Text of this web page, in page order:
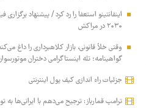
اینفانتینو استعفا را رد کرد / پیشنهاد برگزاری
۲۰۳۰ در مراکش
وقتی خلأ قانونی، بازار کلاهبرداری را داغ
گواهینامه؛ تله اینستاگرامی دختران موتورسوار
جزئیات راه اندازی کیف پول اینترنتی
ترامپ قمارباز: ترجیح می‌دهم با ایرانی‌ها به